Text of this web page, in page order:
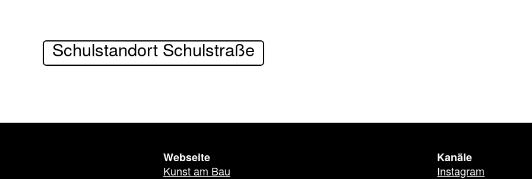
Schulstandort Schulstraße
Webseite
Kunst am Bau
Kanäle
Instagram